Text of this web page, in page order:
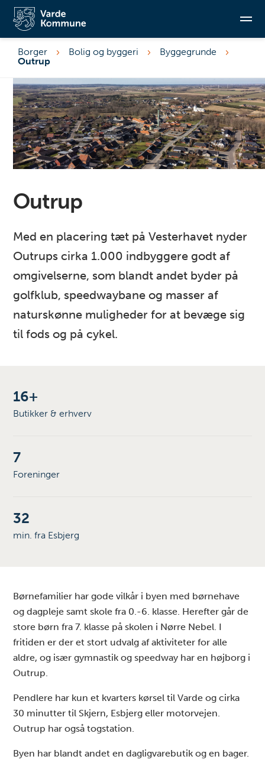
Borger Bolig og byggeri
Byggegrunde
Outrup
Outrup
Med en placering tæt på Vesterhavet nyder
Outrups cirka 1.000 indbyggere godt af
omgivelserne, som blandt andet byder på
golfklub, speedwaybane og masser af
naturskønne muligheder for at bevæge sig
til fods og på cykel.
16+
Butikker & erhverv
7
Foreninger
32
min. fra Esbjerg
Børnefamilier har gode vilkår i byen med børnehave
og dagpleje samt skole fra 0.-6. klasse. Herefter går de
store børn fra 7. klasse på skolen i Nørre Nebel. I
fritiden er der et stort udvalg af aktiviteter for alle
aldre, og især gymnastik og speedway har en højborg i
Outrup.
Pendlere har kun et kvarters kørsel til Varde og cirka
30 minutter til Skjern, Esbjerg eller motorvejen.
Outrup har også togstation.
Byen har blandt andet en dagligvarebutik og en bager.